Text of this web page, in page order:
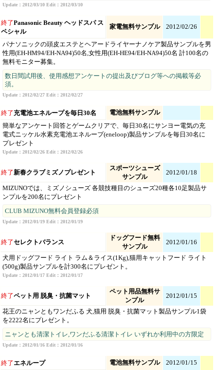
Update：2012/03/10 Edit：2012/03/10
終了Panasonic Beauty ヘッドスパ ス
ペシャル
家電無料サンプル 2012/02/26
パナソニックの頭皮エステとヘアードライヤーナノケア製品サンプルを男
性用(EH-HM94/EH-NA94)50名,女性用(EH-HE94/EH-NA94)50名 計100名の
無料モニター募集。
数日間試用後、使用感想アンケートの提出及びブログ等への掲載等必
須。
Update：2012/02/27 Edit：2012/02/27
終了充電池エネループを毎日30名
電池無料サンプル
簡単なアンケート回答とゲームクリアで、毎日30名にサンヨー電気の充
電式ニッケル水素充電池エネループ(eneloop)製品サンプルを毎日30名に
プレゼント
Update：2012/02/26 Edit：2012/02/26
終了新春クラブミズノプレゼント
スポーツシューズ
サンプル
2012/01/18
MIZUNOでは、ミズノシューズ 各競技種目のシューズ20種各10足製品サ
ンプルを200名にプレゼント
CLUB MIZUNO無料会員登録必須
Update：2012/01/19 Edit：2012/01/19
終了セレクトバランス
ドッグフード無料
サンプル
2012/01/16
犬用ドッグフード ライト ラム＆ライス(1Kg),猫用キャットフード ライト
(500g)製品サンプルを計300名にプレゼント。
Update：2012/01/17 Edit：2012/01/17
終了ペット用 脱臭・抗菌マット
ペット用品無料サ
ンプル
2012/01/15
花王のニャンともワンだふる 犬,猫用 脱臭・抗菌マット製品サンプル1袋
を2222名にプレゼント。
ニャンとも清潔トイレ,ワンだふる清潔トイレ いずれか利用中の方限定
Update：2012/01/16 Edit：2012/01/16
終了 エネループ 電池無料サンプル 2012/01/15